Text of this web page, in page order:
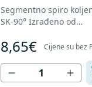
Segmentno spiro
SK-90° Izrađeno od
lima DX51D + Z275 za
oblikovanje. U skladu sa
standardima MEST EN
MEST EN 12237.
8,65€ Cijene su bez